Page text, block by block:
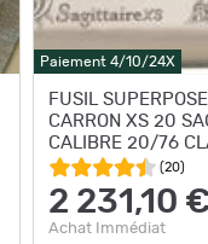
Paiement 4/10/24X
FUSIL
CARRON XS 20
CALIBRE 20/76
EXTRACTEUR
(20)
2 231,10 €
Achat Immédiat